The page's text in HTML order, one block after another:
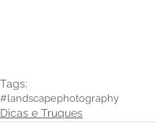
Tags:
#landscapephotography
Dicas e Truques